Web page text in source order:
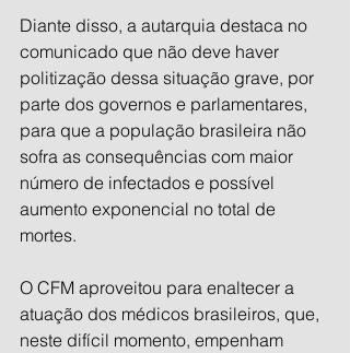
Diante disso, a autarquia destaca no
comunicado que não deve haver
politização dessa situação grave, por
parte dos governos e parlamentares,
para que a população brasileira não
sofra as consequências com maior
número de infectados e possível
aumento exponencial no total de
mortes.
O CFM aproveitou para enaltecer a
atuação dos médicos brasileiros, que,
neste difícil momento, empenham